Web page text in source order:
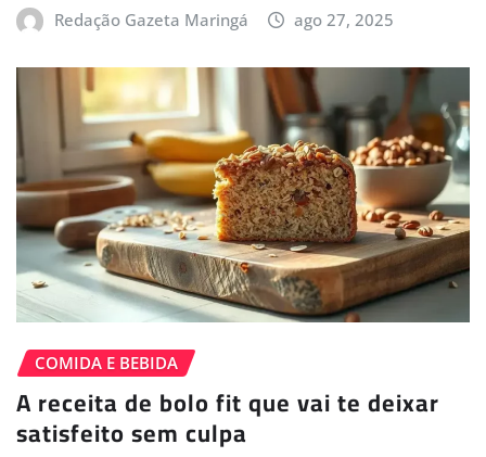
Redação Gazeta Maringá ago 27, 2025
COMIDA E BEBIDA
A receita de bolo fit que vai te deixar
satisfeito sem culpa